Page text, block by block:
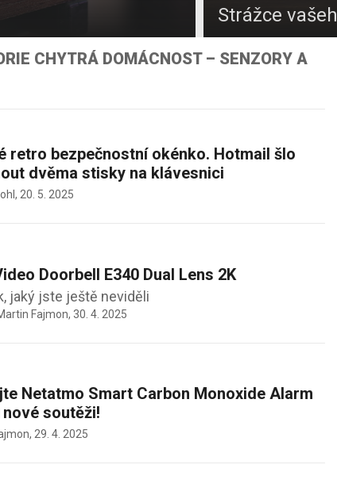
Strážce
CHYTRÁ DOMÁCNOST – SENZORY A
retro bezpečnostní okénko. Hotmail šlo
dvěma stisky na klávesnici
20. 5. 2025
Doorbell E340 Dual Lens 2K
jaký jste ještě neviděli
Fajmon, 30. 4. 2025
Netatmo Smart Carbon Monoxide Alarm
soutěži!
29. 4. 2025